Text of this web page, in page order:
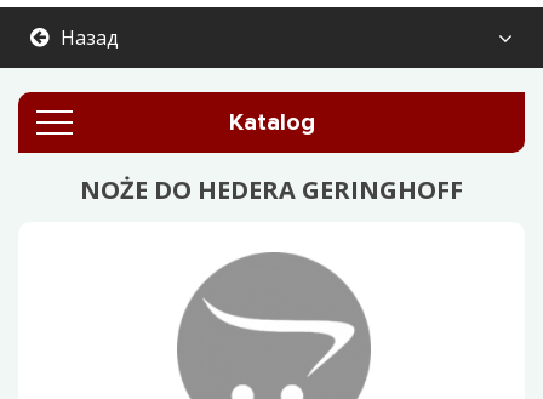
Назад
Katalog
NOŻE DO HEDERA GERINGHOFF